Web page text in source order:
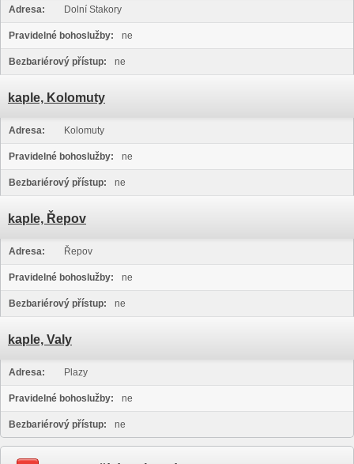
Adresa: Dolní Stakory
Pravidelné bohoslužby: ne
Bezbariérový přístup: ne
kaple, Kolomuty
Adresa: Kolomuty
Pravidelné bohoslužby: ne
Bezbariérový přístup: ne
kaple, Řepov
Adresa: Řepov
Pravidelné bohoslužby: ne
Bezbariérový přístup: ne
kaple, Valy
Adresa: Plazy
Pravidelné bohoslužby: ne
Bezbariérový přístup: ne